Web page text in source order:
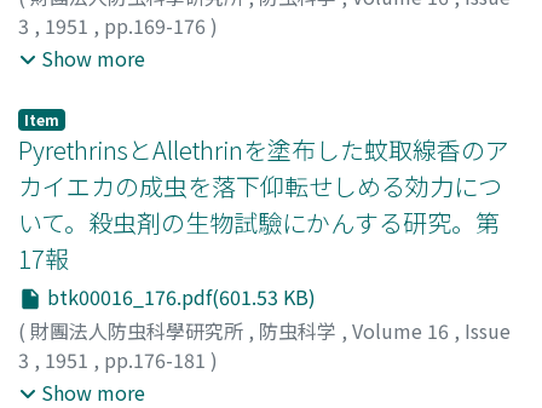
3 , 1951 , pp.169-176 )
長沢, 純夫;井上, 雄三
エ, ユウゾウ
Show more
Item
PyrethrinsとAllethrinを塗布した蚊取線香のア
カイエカの成虫を落下仰転せしめる効力につ
いて。殺虫剤の生物試驗にかんする研究。第
17報
btk00016_176.pdf(601.53 KB)
( 財團法人防虫科學研究所 , 防虫科学 , Volume 16 , Issue
3 , 1951 , pp.176-181 )
長沢, 純夫;勝田, 純郞
Show more